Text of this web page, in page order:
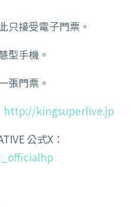
只接受電子門票。
型手機。
張門票。
http://kingsuperlive.jp
公式X：
officialhp